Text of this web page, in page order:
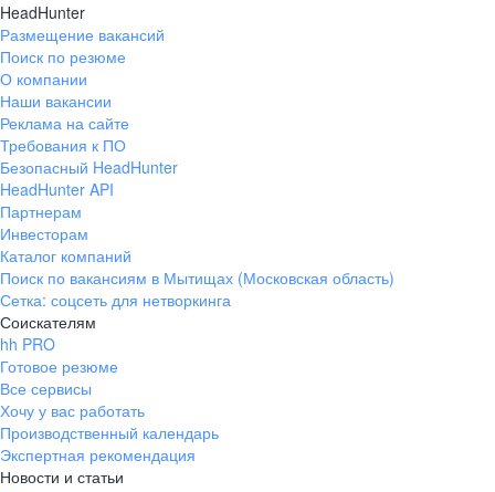
HeadHunter
Размещение вакансий
Поиск по резюме
О компании
Наши вакансии
Реклама на сайте
Требования к ПО
Безопасный HeadHunter
HeadHunter API
Партнерам
Инвесторам
Каталог компаний
Поиск по вакансиям в Мытищах (Московская область)
Сетка: соцсеть для нетворкинга
Соискателям
hh PRO
Готовое резюме
Все сервисы
Хочу у вас работать
Производственный календарь
Экспертная рекомендация
Новости и статьи